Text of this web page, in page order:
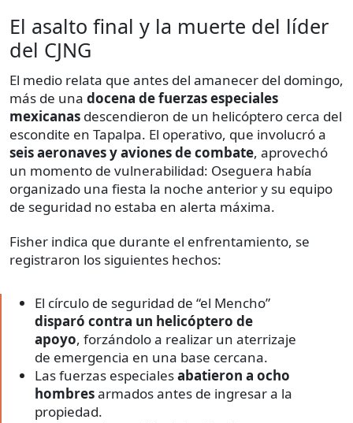
El asalto final y la muerte del líder
del CJNG
El medio relata que antes del amanecer del domingo,
más de una docena de fuerzas especiales
mexicanas descendieron de un helicóptero cerca del
escondite en Tapalpa. El operativo, que involucró a
seis aeronaves y aviones de combate, aprovechó
un momento de vulnerabilidad: Oseguera había
organizado una fiesta la noche anterior y su equipo
de seguridad no estaba en alerta máxima.
Fisher indica que durante el enfrentamiento, se
registraron los siguientes hechos:
El círculo de seguridad de “el Mencho”
disparó contra un helicóptero de
apoyo, forzándolo a realizar un aterrizaje
de emergencia en una base cercana.
Las fuerzas especialesabatieron a ocho
hombresarmados antes de ingresar a la
propiedad.